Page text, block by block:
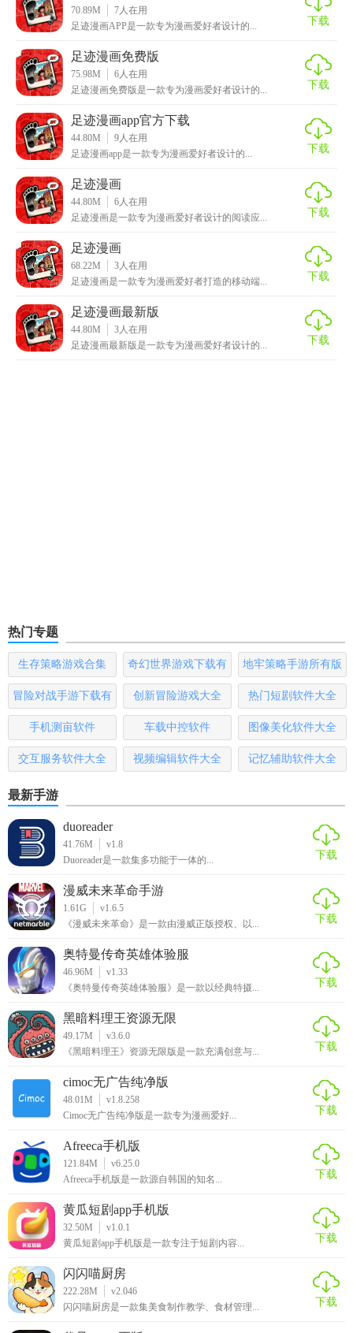
70.89M 7 人在用
足迹漫画APP是一款专为漫画爱好者设计的...
下载
足迹漫画免费版
75.98M 6 人在用
足迹漫画免费版是一款专为漫画爱好者设计的...
下载
足迹漫画app官方下载
44.80M 9 人在用
足迹漫画app是一款专为漫画爱好者设计的...
下载
足迹漫画
44.80M 6 人在用
足迹漫画是一款专为漫画爱好者设计的阅读应...
下载
足迹漫画
68.22M 3 人在用
足迹漫画是一款专为漫画爱好者打造的移动端...
下载
足迹漫画最新版
44.80M 3 人在用
足迹漫画最新版是一款专为漫画爱好者设计的...
下载
热门专题
生存策略游戏合集
奇幻世界游戏下载有
哪些
地牢策略手游所有版
本
冒险对战手游下载有
哪些
创新冒险游戏大全 热门短剧软件大全
手机测亩软件 车载中控软件 图像美化软件大全
交互服务软件大全 视频编辑软件大全 记忆辅助软件大全
最新手游
duoreader
41.76M
v1.8
Duoreader是一款集多功能于一体的...
下载
漫威未来革命手游
1.61G
v1.6.5
《漫威未来革命》是一款由漫威正版授权、以...
下载
奥特曼传奇英雄体验服
46.96M
v1.33
《奥特曼传奇英雄体验服》是一款以经典特摄...
下载
黑暗料理王资源无限
49.17M
v3.6.0
《黑暗料理王》资源无限版是一款充满创意与...
下载
cimoc无广告纯净版
48.01M
v1.8.258
Cimoc无广告纯净版是一款专为漫画爱好...
下载
Afreeca手机版
121.84M
v6.25.0
Afreeca手机版是一款源自韩国的知名...
下载
黄瓜短剧app手机版
32.50M
v1.0.1
黄瓜短剧app手机版是一款专注于短剧内容...
下载
闪闪喵厨房
222.28M
v2.046
闪闪喵厨房是一款集美食制作教学、食材管理...
下载